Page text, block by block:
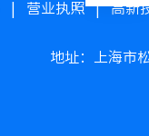
营业执照|高新
地址：上海市